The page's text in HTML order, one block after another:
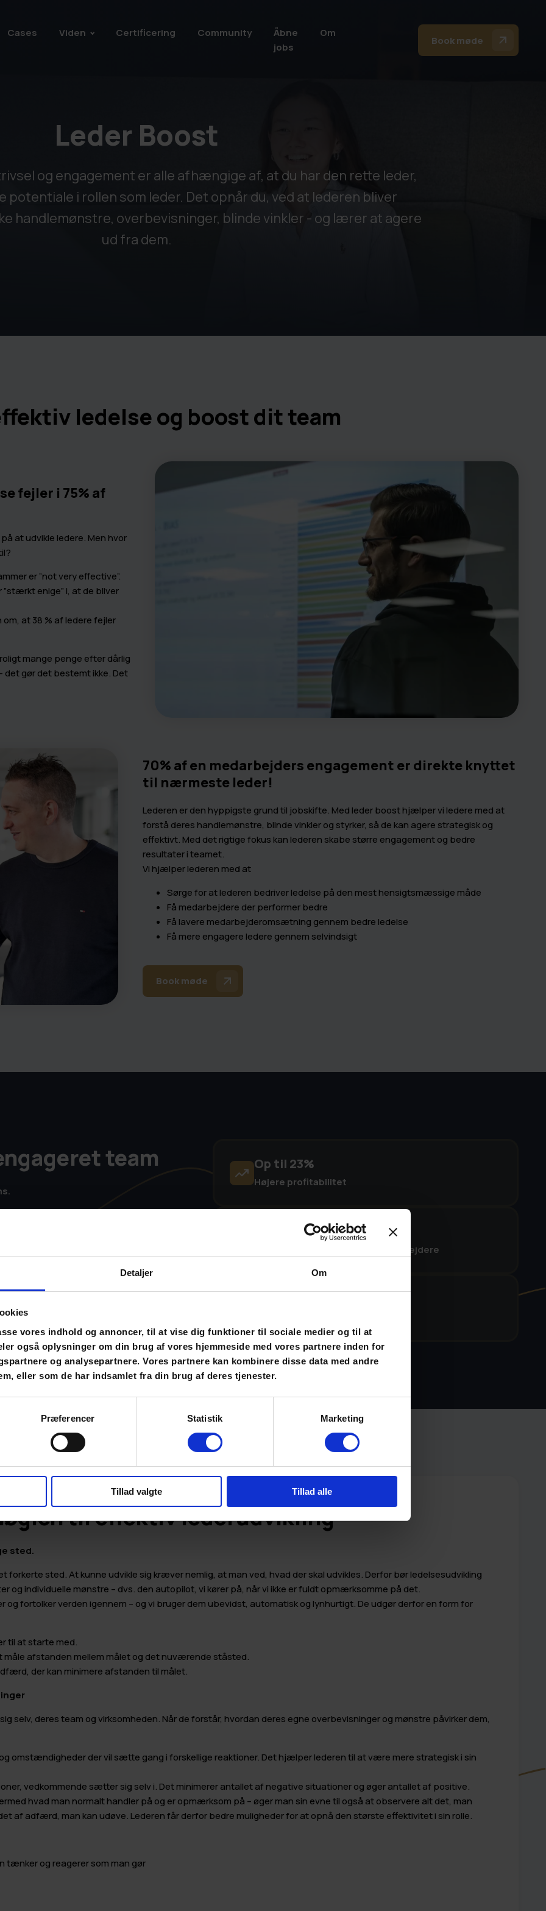
Detaljer Om
vores indhold og annoncer, til at vise dig funktioner til sociale medier og til at
også oplysninger om din brug af vores hjemmeside med vores partnere inden for
og analysepartnere. Vores partnere kan kombinere disse data med andre
eller som de har indsamlet fra din brug af deres tjenester.
Præferencer Statistik Marketing
Tillad valgte Tillad alle
Cases Viden Certificering Community
Åbne
jobs
Om
Book møde
Leder Boost
og engagement er alle afhængige af, at du har den rette leder,
i rollen som leder. Det opnår du, ved at lederen bliver
handlemønstre, overbevisninger, blinde vinkler - og lærer at agere
ud fra dem.
ledelse og boost dit team
fejler i 75% af
at udvikle ledere. Men hvor
er ”not very effective”.
enige” i, at de bliver
at 38 % af ledere fejler
mange penge efter dårlig
det gør det bestemt ikke. Det
70% af en medarbejders engagement er direkte knyttet
til nærmeste leder!
Lederen er den hyppigste grund til jobskifte. Med leder boost hjælper vi ledere med at
forstå deres handlemønstre, blinde vinkler og styrker, så de kan agere strategisk og
effektivt. Med det rigtige fokus kan lederen skabe større engagement og bedre
resultater i teamet.
Vi hjælper lederen med at
Sørge for at lederen bedriver ledelse på den mest hensigtsmæssige måde
Få medarbejdere der performer bedre
Få lavere medarbejderomsætning gennem bedre ledelse
Få mere engagere ledere gennem selvindsigt
Book møde
team
nærmeste leder. Når du hjælper lederen
på medarbejdernes engagement.
Op til 23%
Højere profitabilitet
Op til 66%
Højere trivsel blandt dine medarbejdere
til effektiv lederudvikling
sted.
sted. At kunne udvikle sig kræver nemlig, at man ved, hvad der skal udvikles. Derfor bør ledelsesudvikling
og individuelle mønstre – dvs. den autopilot, vi kører på, når vi ikke er fuldt opmærksomme på det.
og fortolker verden igennem – og vi bruger dem ubevidst, automatisk og lynhurtigt. De udgør derfor en form for
til at starte med.
afstanden mellem målet og det nuværende ståsted.
der kan minimere afstanden til målet.
selv, deres team og virksomheden. Når de forstår, hvordan deres egne overbevisninger og mønstre påvirker dem,
omstændigheder der vil sætte gang i forskellige reaktioner. Det hjælper lederen til at være mere strategisk i sin
vedkommende sætter sig selv i. Det minimerer antallet af negative situationer og øger antallet af positive.
hvad man normalt handler på og er opmærksom på – øger man sin evne til også at observere alt det, man
af adfærd, man kan udøve. Lederen får derfor bedre muligheder for at opnå den største effektivitet i sin rolle.
tænker og reagerer som man gør